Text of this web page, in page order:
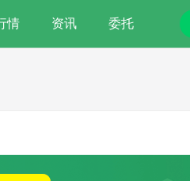
情 资讯 委托